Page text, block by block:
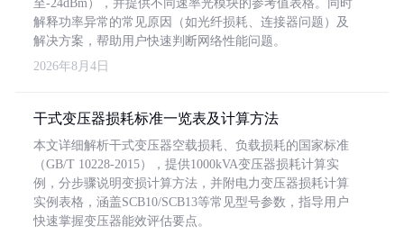
至-24dBm），并提供不同速率光模块的参考值表格。同时
解释功率异常的常见原因（如光纤损耗、连接器问题）及
解决方案，帮助用户快速判断网络性能问题。
2026年8月4日
干式变压器损耗标准一览表及计算方法
本文详细解析干式变压器空载损耗、负载损耗的国家标准
（GB/T 10228-2015），提供1000kVA变压器损耗计算实
例，分步骤说明变损计算方法，并附电力变压器损耗计算
实例表格，涵盖SCB10/SCB13等常见型号参数，指导用户
快速掌握变压器能效评估要点。